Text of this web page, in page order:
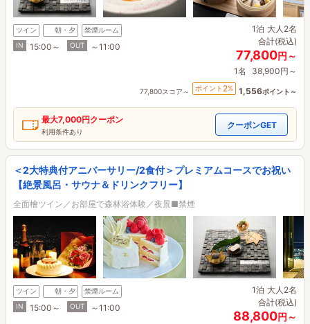
ツイン 朝・夕
禁煙ルーム
IN
15:00～ OUT ～11:00
1泊 大人2名
合計(税込)
77,800円～
1名 38,900円～
77,800スコア～ ポイント 2% 1,556ポイント～
最大7,000円クーポン
利用条件あり
クーポンGET
＜2大特典付アニバーサリー/2食付＞プレミアムコースでお祝い
【絶景風呂・サウナ＆ドリンクフリー】
全面檜ツイン／お部屋で森林浴体験／夜景■禁煙
ツイン 朝・夕
禁煙ルーム
IN
15:00～ OUT ～11:00
1泊 大人2名
合計(税込)
88,800円～